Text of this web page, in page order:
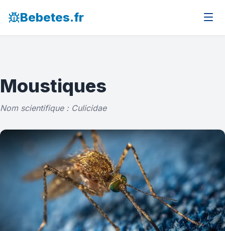
Bebetes.fr
Moustiques
Nom scientifique : Culicidae